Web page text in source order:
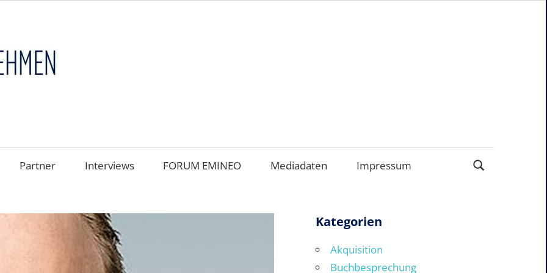
Partner Interviews FORUM EMINEO Mediadaten Impressum
Kategorien
Akquisition
Buchbesprechung